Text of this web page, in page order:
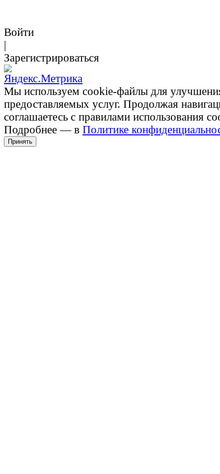
Войти
|
Зарегистрироваться
Мы используем cookie-файлы для
предоставляемых услуг. Продолжая
соглашаетесь с правилами использования
Подробнее — в Политике
Принять